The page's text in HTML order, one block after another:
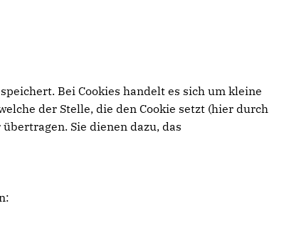
Bei Cookies handelt es sich um kleine
der Stelle, die den Cookie setzt (hier durch
Sie dienen dazu, das